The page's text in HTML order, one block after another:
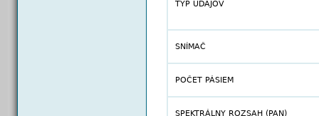
TYP ÚDAJOV
SNÍMAČ
POČET PÁSIEM
SPEKTRÁLNY ROZSAH (PAN)